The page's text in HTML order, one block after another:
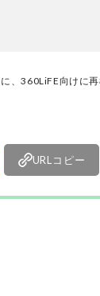
編集体制で日
、360LiFE向けに再
URLコピー